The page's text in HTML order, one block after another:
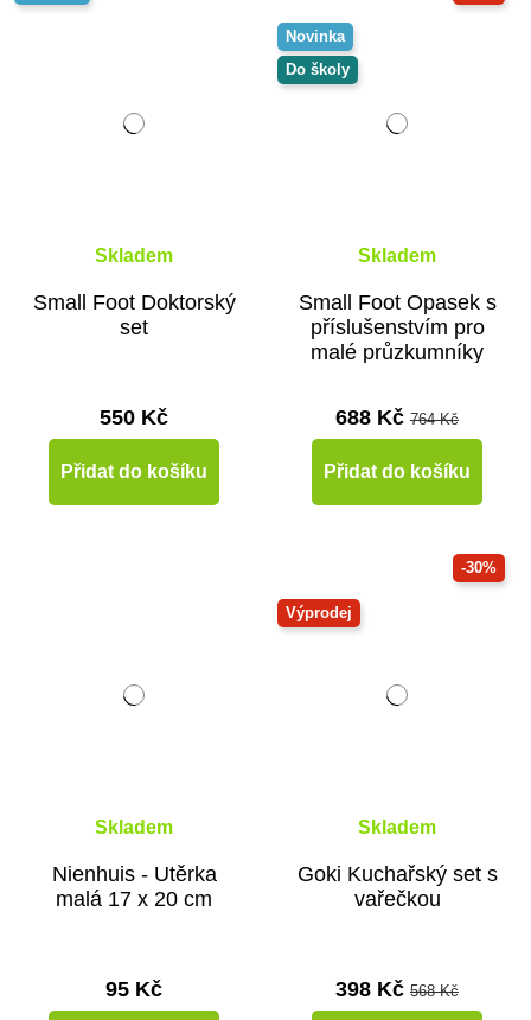
Skladem
Small Foot Doktorský
set
550 Kč
Přidat do košíku
Novinka
Do školy
Skladem
Small Foot Opasek s
příslušenstvím pro
malé průzkumníky
688 Kč 764 Kč
Přidat do košíku
Skladem
Nienhuis - Utěrka
malá 17 x 20 cm
95 Kč
-30%
Výprodej
Skladem
Goki Kuchařský set s
vařečkou
398 Kč 568 Kč